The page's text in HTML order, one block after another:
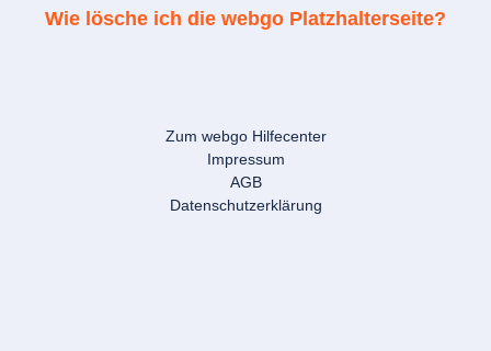
Wie lösche ich die webgo Platzhalterseite?
Zum webgo Hilfecenter
Impressum
AGB
Datenschutzerklärung